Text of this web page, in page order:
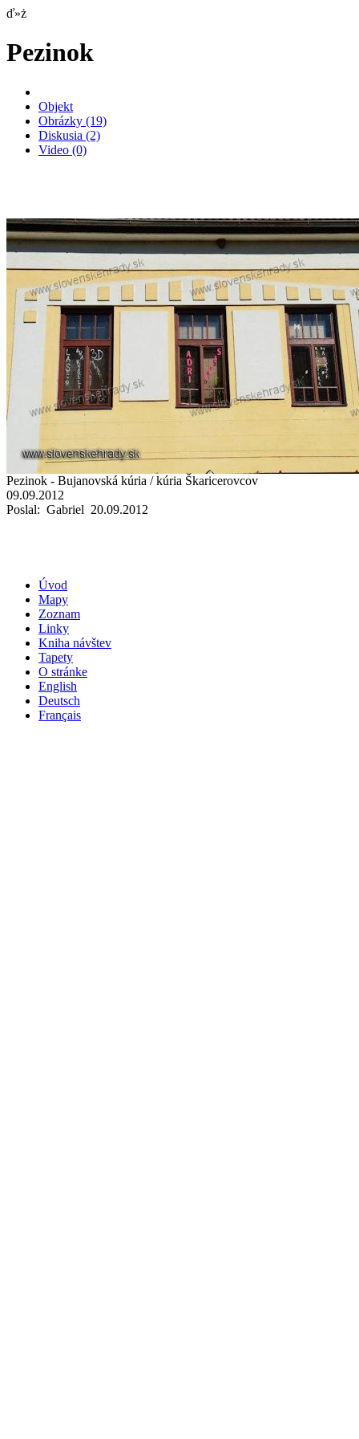
ď»ż
Pezinok
Objekt
Obrázky (19)
Diskusia (2)
Video (0)
Pezinok - Bujanovská kúria / kúria Škaricerovcov
09.09.2012
Poslal: Gabriel 20.09.2012
Úvod
Mapy
Zoznam
Linky
Kniha návštev
Tapety
O stránke
English
Deutsch
Français